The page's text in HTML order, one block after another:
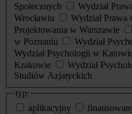
Społecznych
Wydział
Wrocławiu
Wydział Prawa
Projektowania w Warszawie
w Poznaniu
Wydział
Wydział Psychologii w
Krakowie
Wydział
Studiów Azjatyckich
typ:
aplikacyjny